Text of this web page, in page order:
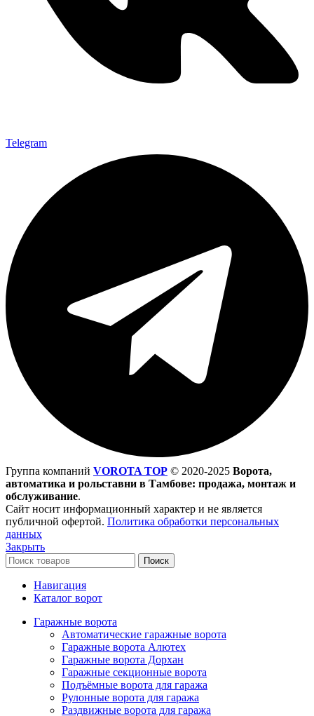
Telegram
Группа компаний VOROTA TOP © 2020-2025 Ворота,
автоматика и рольставни в Тамбове: продажа, монтаж и
обслуживание.
Сайт носит информационный характер и не является
публичной офертой. Политика обработки персональных
данных
Закрыть
Поиск
Навигация
Каталог ворот
Гаражные ворота
Автоматические гаражные ворота
Гаражные ворота Алютех
Гаражные ворота Дорхан
Гаражные секционные ворота
Подъёмные ворота для гаража
Рулонные ворота для гаража
Раздвижные ворота для гаража